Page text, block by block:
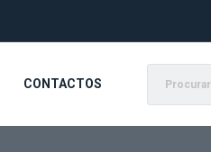
CONTACTOS